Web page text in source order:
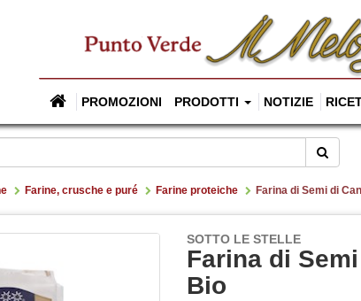
PROMOZIONI PRODOTTI NOTIZIE
Farine, crusche e puré Farine proteiche Farina di Semi di Canapa
SOTTO LE STELLE
Farina di
Bio